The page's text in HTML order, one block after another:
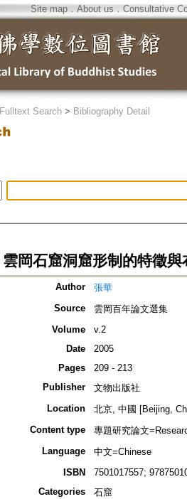
Site map．About us ． Consultative
Fulltext Search > Bibliography Detail
雲岡石窟洞窟形制的特徵與
Author
張華
Source
雲岡百年論文選集
Volume
v.2
Date
2005
Pages
209 - 213
Publisher
文物出版社
Location
北京, 中國 [Beijing,
Content type
專題研究論文
Language
中文=Chinese
ISBN
7501017557;
Categories
石窟